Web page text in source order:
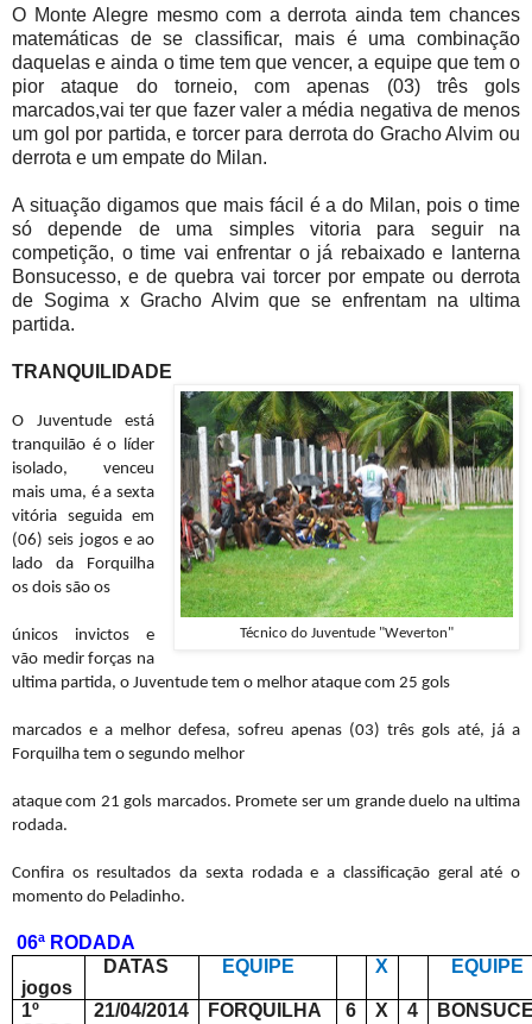
O Monte Alegre mesmo com a derrota ainda tem chances
matemáticas de se classificar, mais é uma combinação
daquelas e ainda o time tem que vencer, a equipe que tem o
pior ataque do torneio, com apenas (03) três gols
marcados,vai ter que fazer valer a média negativa de menos
um gol por partida, e torcer para derrota do Gracho Alvim ou
derrota e um empate do Milan.
A situação digamos que mais fácil é a do Milan, pois o time
só depende de uma simples vitoria para seguir na
competição, o time vai enfrentar o já rebaixado e lanterna
Bonsucesso, e de quebra vai torcer por empate ou derrota
de Sogima x Gracho Alvim que se enfrentam na ultima
partida.
TRANQUILIDADE
Técnico do Juventude "Weverton"
O Juventude está
tranquilão é o líder
isolado, venceu
mais uma, é a sexta
vitória seguida em
(06) seis jogos e ao
lado da Forquilha
os dois são os
únicos invictos e
vão medir forças na
ultima partida, o Juventude tem o melhor ataque com 25 gols
marcados e a melhor defesa, sofreu apenas (03) três gols até, já a
Forquilha tem o segundo melhor
ataque com 21 gols marcados. Promete ser um grande duelo na ultima
rodada.
Confira os resultados da sexta rodada e a classificação geral até o
momento do Peladinho.
06ª RODADA
jogos
DATAS EQUIPE X EQUIPE
1º
21/04/2014 FORQUILHA 6 X 4